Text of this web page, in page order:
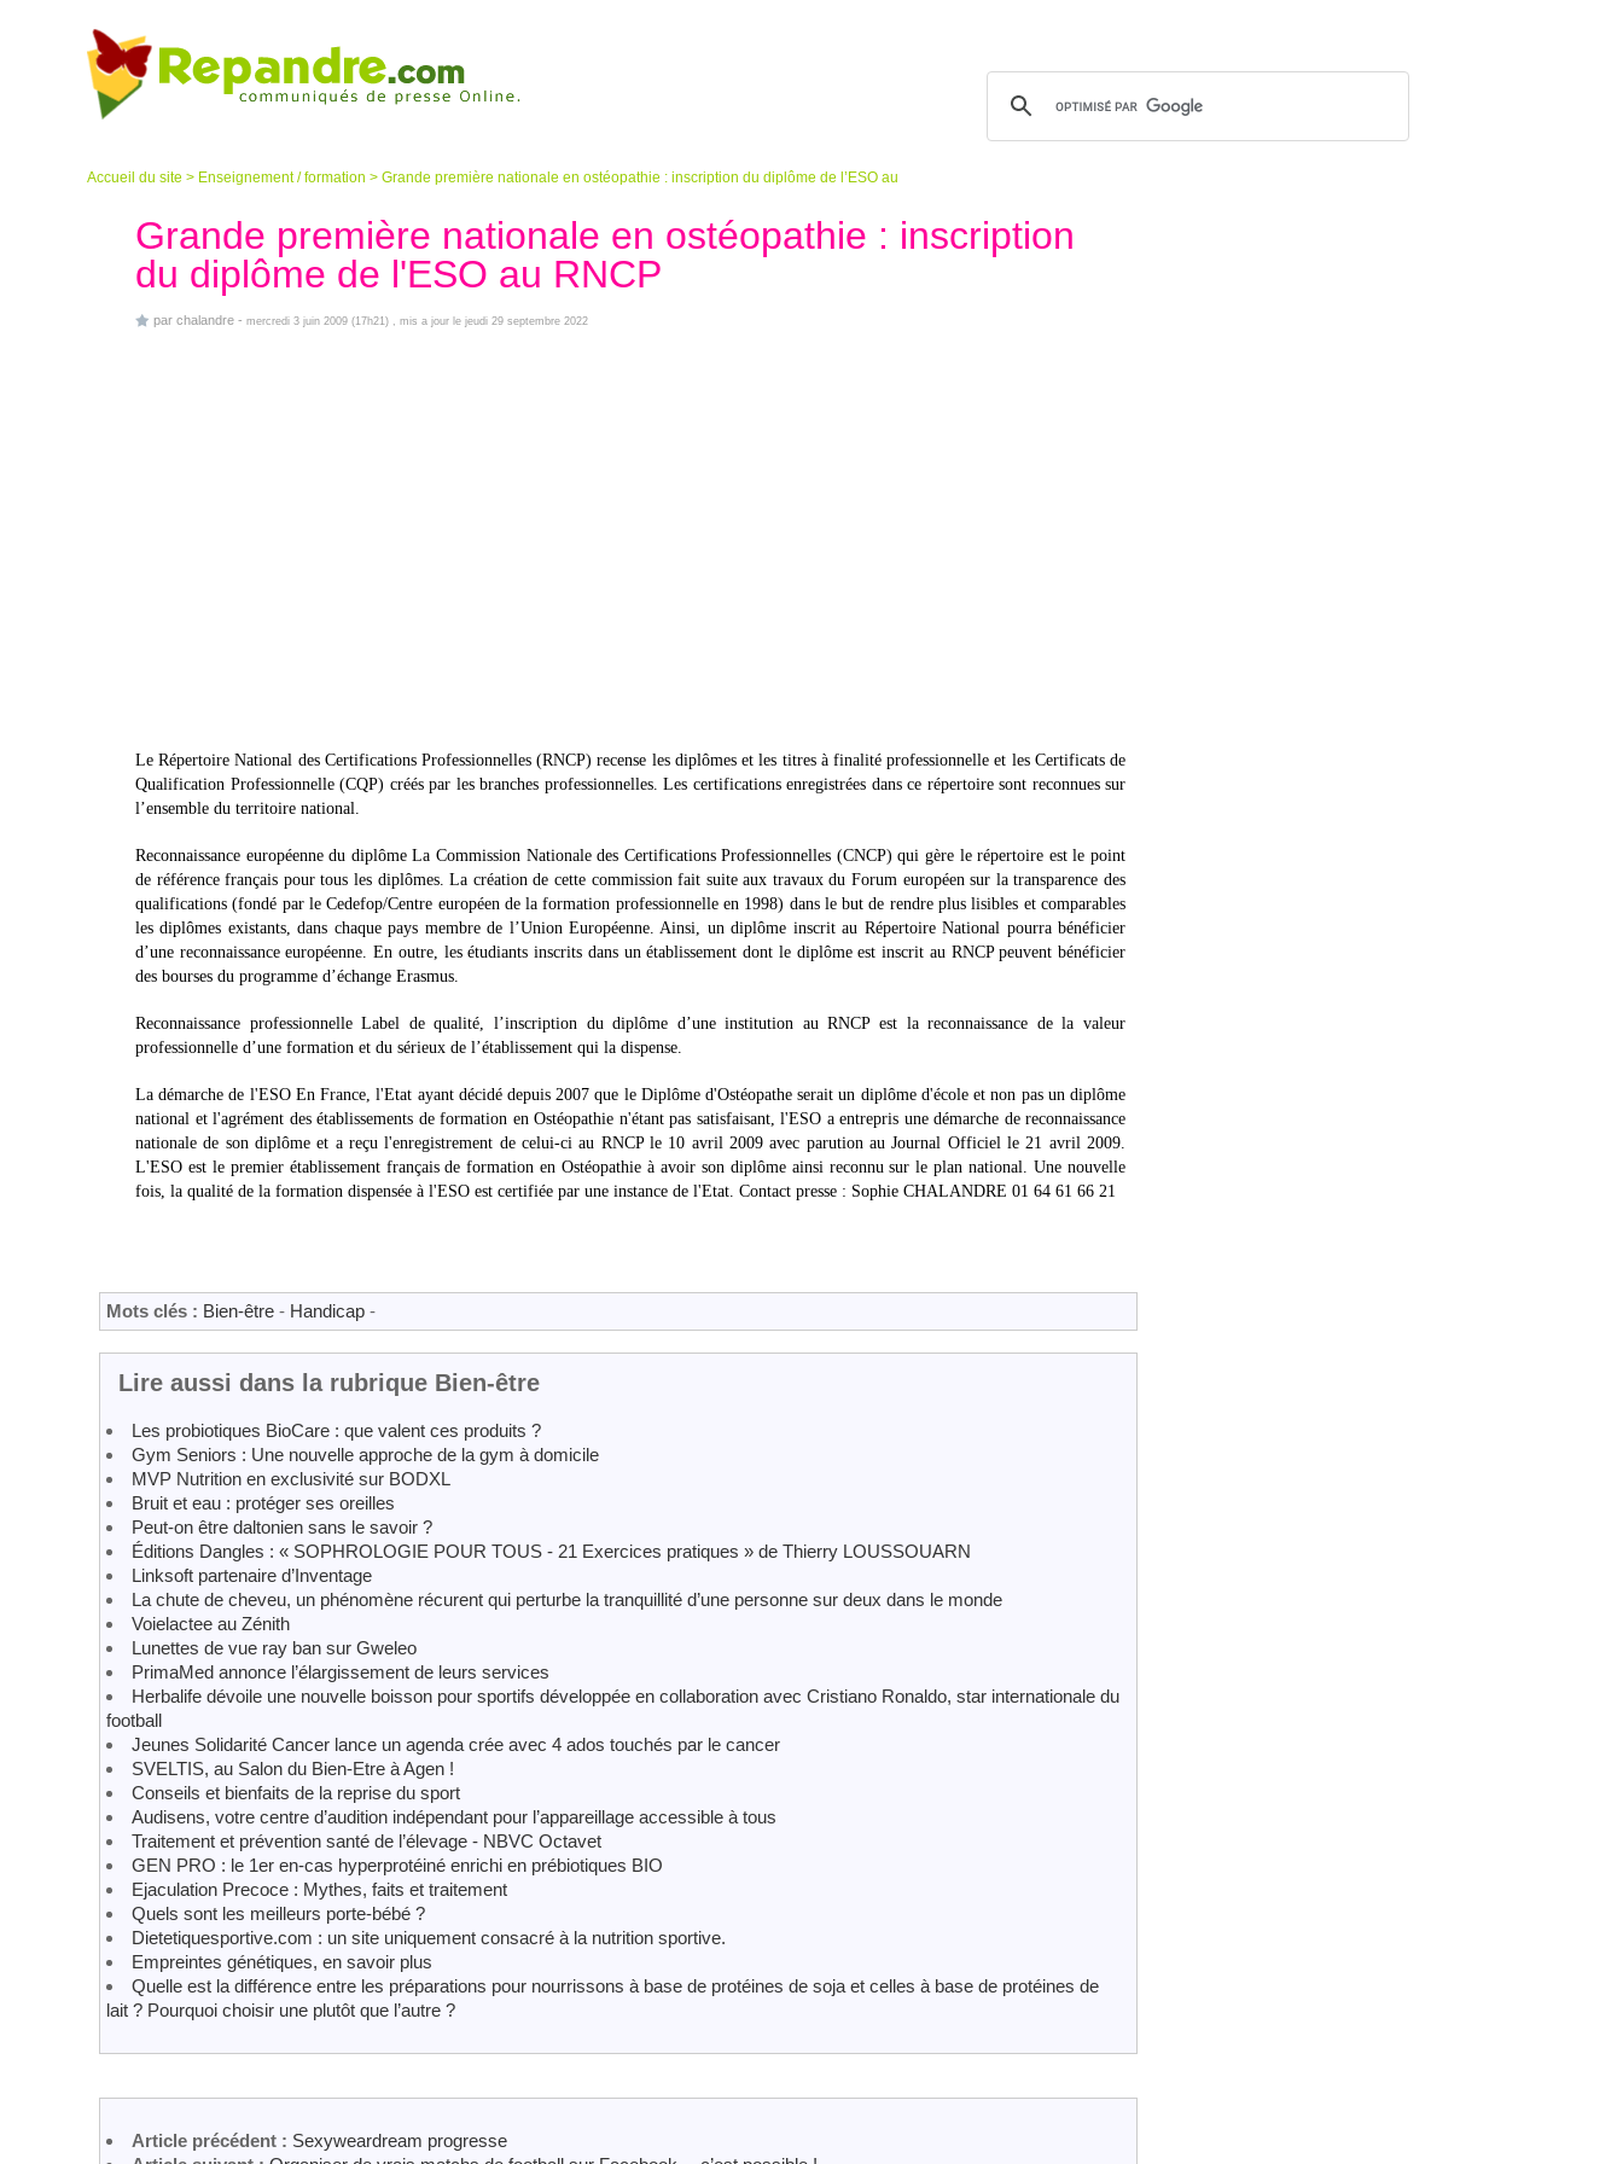
Accueil du site > Enseignement / formation > Grande première nationale en ostéopathie : inscription du diplôme de l’ESO au
Grande première nationale en ostéopathie : inscription
du diplôme de l'ESO au RNCP
par chalandre - mercredi 3 juin 2009 (17h21) , mis a jour le jeudi 29 septembre 2022
Le Répertoire National des Certifications Professionnelles (RNCP) recense les diplômes et les titres à finalité professionnelle et les Certificats de
Qualification Professionnelle (CQP) créés par les branches professionnelles. Les certifications enregistrées dans ce répertoire sont reconnues sur
l’ensemble du territoire national.
Reconnaissance européenne du diplôme La Commission Nationale des Certifications Professionnelles (CNCP) qui gère le répertoire est le point
de référence français pour tous les diplômes. La création de cette commission fait suite aux travaux du Forum européen sur la transparence des
qualifications (fondé par le Cedefop/Centre européen de la formation professionnelle en 1998) dans le but de rendre plus lisibles et comparables
les diplômes existants, dans chaque pays membre de l’Union Européenne. Ainsi, un diplôme inscrit au Répertoire National pourra bénéficier
d’une reconnaissance européenne. En outre, les étudiants inscrits dans un établissement dont le diplôme est inscrit au RNCP peuvent bénéficier
des bourses du programme d’échange Erasmus.
Reconnaissance professionnelle Label de qualité, l’inscription du diplôme d’une institution au RNCP est la reconnaissance de la valeur
professionnelle d’une formation et du sérieux de l’établissement qui la dispense.
La démarche de l'ESO En France, l'Etat ayant décidé depuis 2007 que le Diplôme d'Ostéopathe serait un diplôme d'école et non pas un diplôme
national et l'agrément des établissements de formation en Ostéopathie n'étant pas satisfaisant, l'ESO a entrepris une démarche de reconnaissance
nationale de son diplôme et a reçu l'enregistrement de celui-ci au RNCP le 10 avril 2009 avec parution au Journal Officiel le 21 avril 2009.
L'ESO est le premier établissement français de formation en Ostéopathie à avoir son diplôme ainsi reconnu sur le plan national. Une nouvelle
fois, la qualité de la formation dispensée à l'ESO est certifiée par une instance de l'Etat. Contact presse : Sophie CHALANDRE 01 64 61 66 21
Mots clés : Bien-être - Handicap -
Lire aussi dans la rubrique Bien-être
Les probiotiques BioCare : que valent ces produits ?
Gym Seniors : Une nouvelle approche de la gym à domicile
MVP Nutrition en exclusivité sur BODXL
Bruit et eau : protéger ses oreilles
Peut-on être daltonien sans le savoir ?
Éditions Dangles : « SOPHROLOGIE POUR TOUS - 21 Exercices pratiques » de Thierry LOUSSOUARN
Linksoft partenaire d’Inventage
La chute de cheveu, un phénomène récurent qui perturbe la tranquillité d’une personne sur deux dans le monde
Voielactee au Zénith
Lunettes de vue ray ban sur Gweleo
PrimaMed annonce l’élargissement de leurs services
Herbalife dévoile une nouvelle boisson pour sportifs développée en collaboration avec Cristiano Ronaldo, star internationale du
football
Jeunes Solidarité Cancer lance un agenda crée avec 4 ados touchés par le cancer
SVELTIS, au Salon du Bien-Etre à Agen !
Conseils et bienfaits de la reprise du sport
Audisens, votre centre d’audition indépendant pour l’appareillage accessible à tous
Traitement et prévention santé de l’élevage - NBVC Octavet
GEN PRO : le 1er en-cas hyperprotéiné enrichi en prébiotiques BIO
Ejaculation Precoce : Mythes, faits et traitement
Quels sont les meilleurs porte-bébé ?
Dietetiquesportive.com : un site uniquement consacré à la nutrition sportive.
Empreintes génétiques, en savoir plus
Quelle est la différence entre les préparations pour nourrissons à base de protéines de soja et celles à base de protéines de
lait ? Pourquoi choisir une plutôt que l’autre ?
Article précédent : Sexyweardream progresse